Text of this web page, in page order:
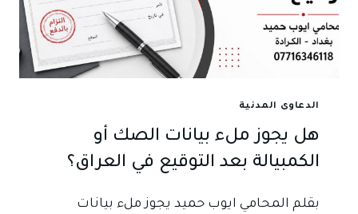
الدعاوى المدنية
هل يجوز ملء بيانات الصك أو
الكمبيالة بعد التوقيع في العراق؟
بقلم المحامي ايوب حميد يجوز ملء بيانات